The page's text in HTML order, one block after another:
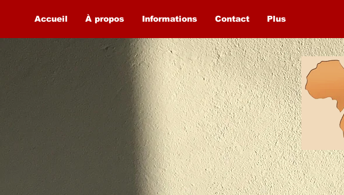
Accueil À propos Informations Contact Plus